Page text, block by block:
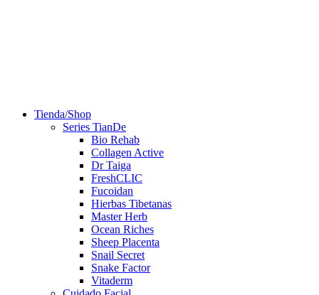
Tienda/Shop
Series TianDe
Bio Rehab
Collagen Active
Dr Taiga
FreshCLIC
Fucoidan
Hierbas Tibetanas
Master Herb
Ocean Riches
Sheep Placenta
Snail Secret
Snake Factor
Vitaderm